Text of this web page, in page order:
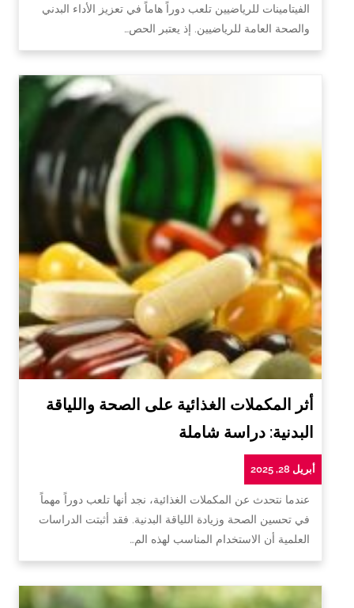
الفيتامينات للرياضيين تلعب دوراً هاماً في تعزيز الأداء البدني
والصحة العامة للرياضيين. إذ يعتبر الحص…
أثر المكملات الغذائية على الصحة واللياقة
البدنية: دراسة شاملة
أبريل 28, 2025
عندما نتحدث عن المكملات الغذائية، نجد أنها تلعب دوراً مهماً
في تحسين الصحة وزيادة اللياقة البدنية. فقد أثبتت الدراسات
العلمية أن الاستخدام المناسب لهذه الم…